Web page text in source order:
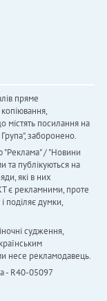
пряме
містять посилання на
заборонено.
"Реклама" / "Новини
та публікуються на
які в них
є рекламними, проте
поділяє думки,
судження,
несе рекламодавець.
- R40-05097